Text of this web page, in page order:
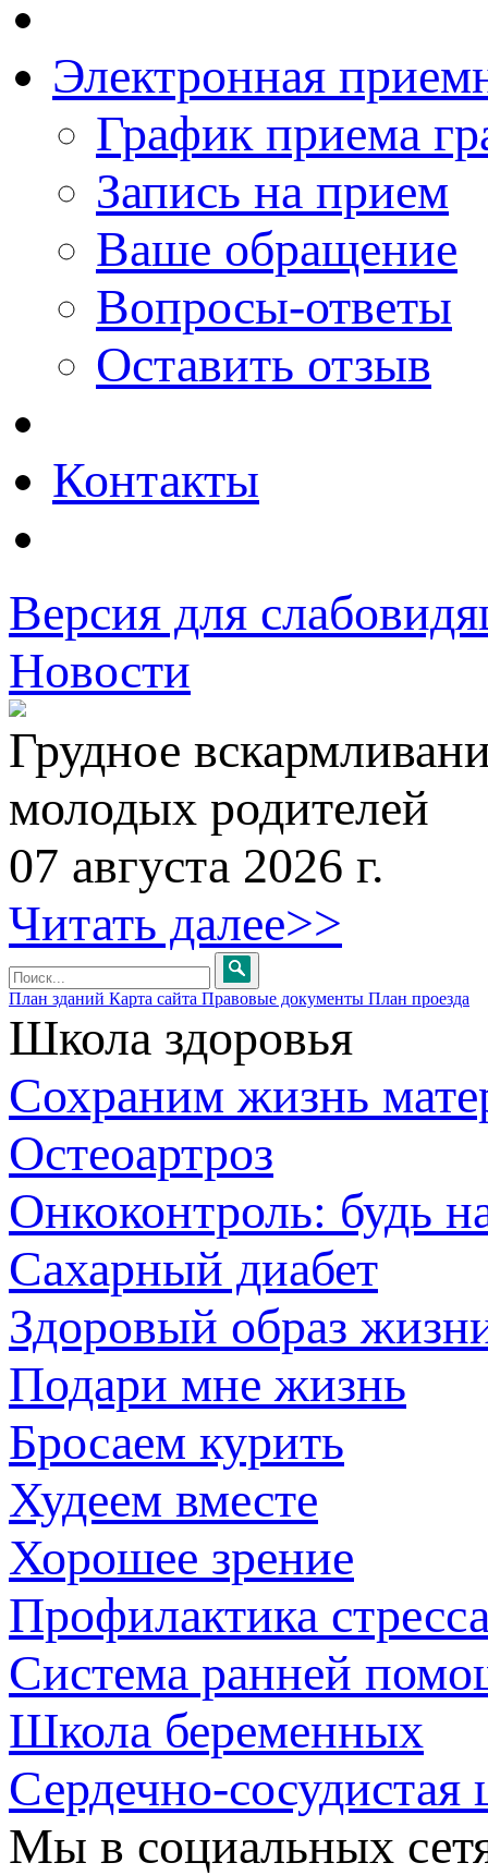
Электронная
График приема
Запись на прием
Ваше обращение
Вопросы-ответы
Оставить отзыв
Контакты
Версия для
Новости
Грудное
молодых родителей
07 августа 2026 г.
Читать далее>>
План зданий Карта сайта Правовые документы План проезда
Школа здоровья
Сохраним жизнь
Остеоартроз
Онкоконтроль: будь
Сахарный диабет
Здоровый образ
Подари мне жизнь
Бросаем курить
Худеем вместе
Хорошее зрение
Профилактика
Система ранней
Школа беременных
Сердечно-сосудистая
Мы в социальных